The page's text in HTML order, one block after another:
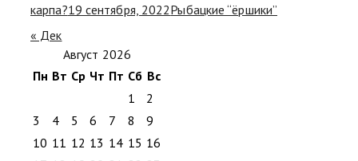
карпа?19 сентября, 2022Рыбацкие “ёршики”
« Дек
Август 2026
Пн Вт Ср Чт Пт Сб Вс
1
2
3
4 5 6 7 8
9
10 11 12 13 14 15 16